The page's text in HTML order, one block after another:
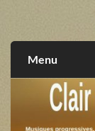
extrêmes,
Menu